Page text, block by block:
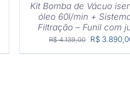
Kit Bomba de Vácuo
óleo 60l/min +
Filtração – Funil com
R$4.139,00
O
preço
R$